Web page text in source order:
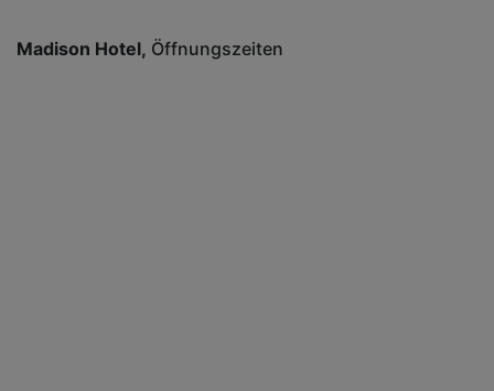
Madison Hotel Öffnungszeiten